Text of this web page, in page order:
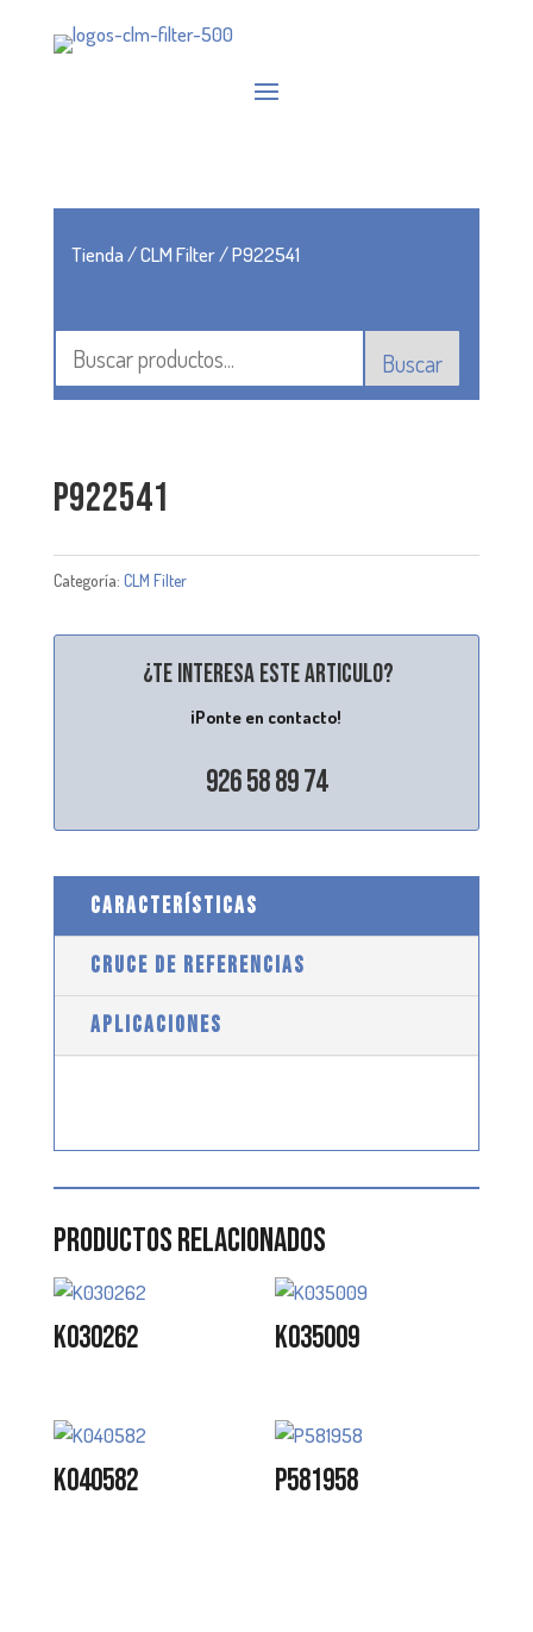
Tienda/CLM Filter/ P922541
Buscar
P922541
Categoría: CLM Filter
¿Te interesa este articulo?
¡Ponte en contacto!
926 58 89 74
CARACTERÍSTICAS
CRUCE DE REFERENCIAS
APLICACIONES
Productos relacionados
K030262 K035009
K040582 P581958